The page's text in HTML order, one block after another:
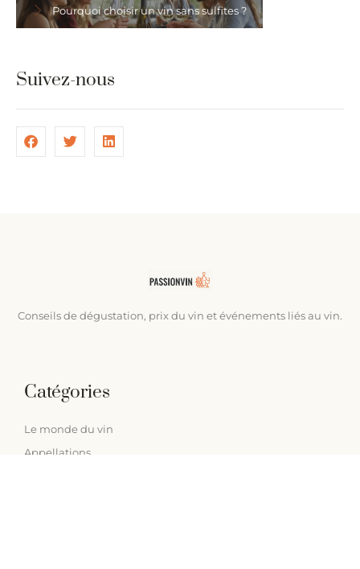
Pourquoi choisir un vin sans sulfites ?
Suivez-nous
Conseils de dégustation, prix du vin et événements liés au vin.
Catégories
Le monde du vin
Appellations